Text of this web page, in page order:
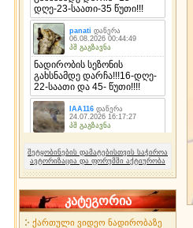
შეტყობინების დამატებისთვის საჭიროა
ავტორიზაცია და ფორუმში აქტიურობა
კატეგორია
ქართული ვიდეო ნადირობაზე